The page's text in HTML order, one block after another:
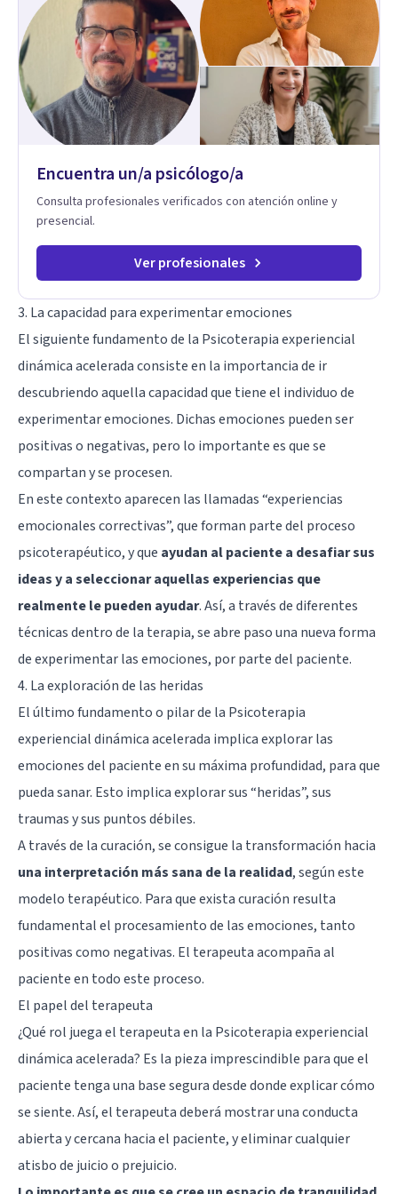
Psicología Analítica Junguiana. Mi abordaje también incorpora
perspectivas interculturales, ecopsicología y el trabajo
simbólico con el inconsciente, entendiendo que cada
proceso terapéutico es único y requiere una mirada
personalizada.
Encuentra un/a psicólogo/a
Consulta profesionales verificados con atención online y
presencial.
Ver profesionales
3. La capacidad para experimentar emociones
El siguiente fundamento de la Psicoterapia experiencial
dinámica acelerada consiste en la importancia de ir
descubriendo aquella capacidad que tiene el individuo de
experimentar emociones. Dichas emociones pueden ser
positivas o negativas, pero lo importante es que se
compartan y se procesen.
En este contexto aparecen las llamadas “experiencias
emocionales correctivas”, que forman parte del proceso
psicoterapéutico, y que ayudan al paciente a desafiar sus
ideas y a seleccionar aquellas experiencias que
realmente le pueden ayudar. Así, a través de diferentes
técnicas dentro de la terapia, se abre paso una nueva forma
de experimentar las emociones, por parte del paciente.
4. La exploración de las heridas
El último fundamento o pilar de la Psicoterapia
experiencial dinámica acelerada implica explorar las
emociones del paciente en su máxima profundidad, para que
pueda sanar. Esto implica explorar sus “heridas”, sus
traumas y sus puntos débiles.
A través de la curación, se consigue la transformación hacia
una interpretación más sana de la realidad, según este
modelo terapéutico. Para que exista curación resulta
fundamental el procesamiento de las emociones, tanto
positivas como negativas. El terapeuta acompaña al
paciente en todo este proceso.
El papel del terapeuta
¿Qué rol juega el terapeuta en la Psicoterapia experiencial
dinámica acelerada? Es la pieza imprescindible para que el
paciente tenga una base segura desde donde explicar cómo
se siente. Así, el terapeuta deberá mostrar una conducta
abierta y cercana hacia el paciente, y eliminar cualquier
atisbo de juicio o prejuicio.